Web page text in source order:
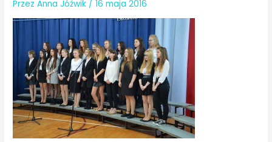
PrzezAnna Jóźwik /16 maja 2016